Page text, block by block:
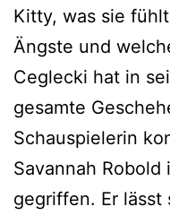
Kitty, was sie
Ängste und
Ceglecki hat in
gesamte
Schauspielerin
Savannah
gegriffen. Er lässt